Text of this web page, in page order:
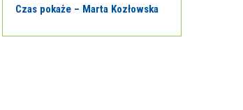
Czas pokaże – Marta Kozłowska